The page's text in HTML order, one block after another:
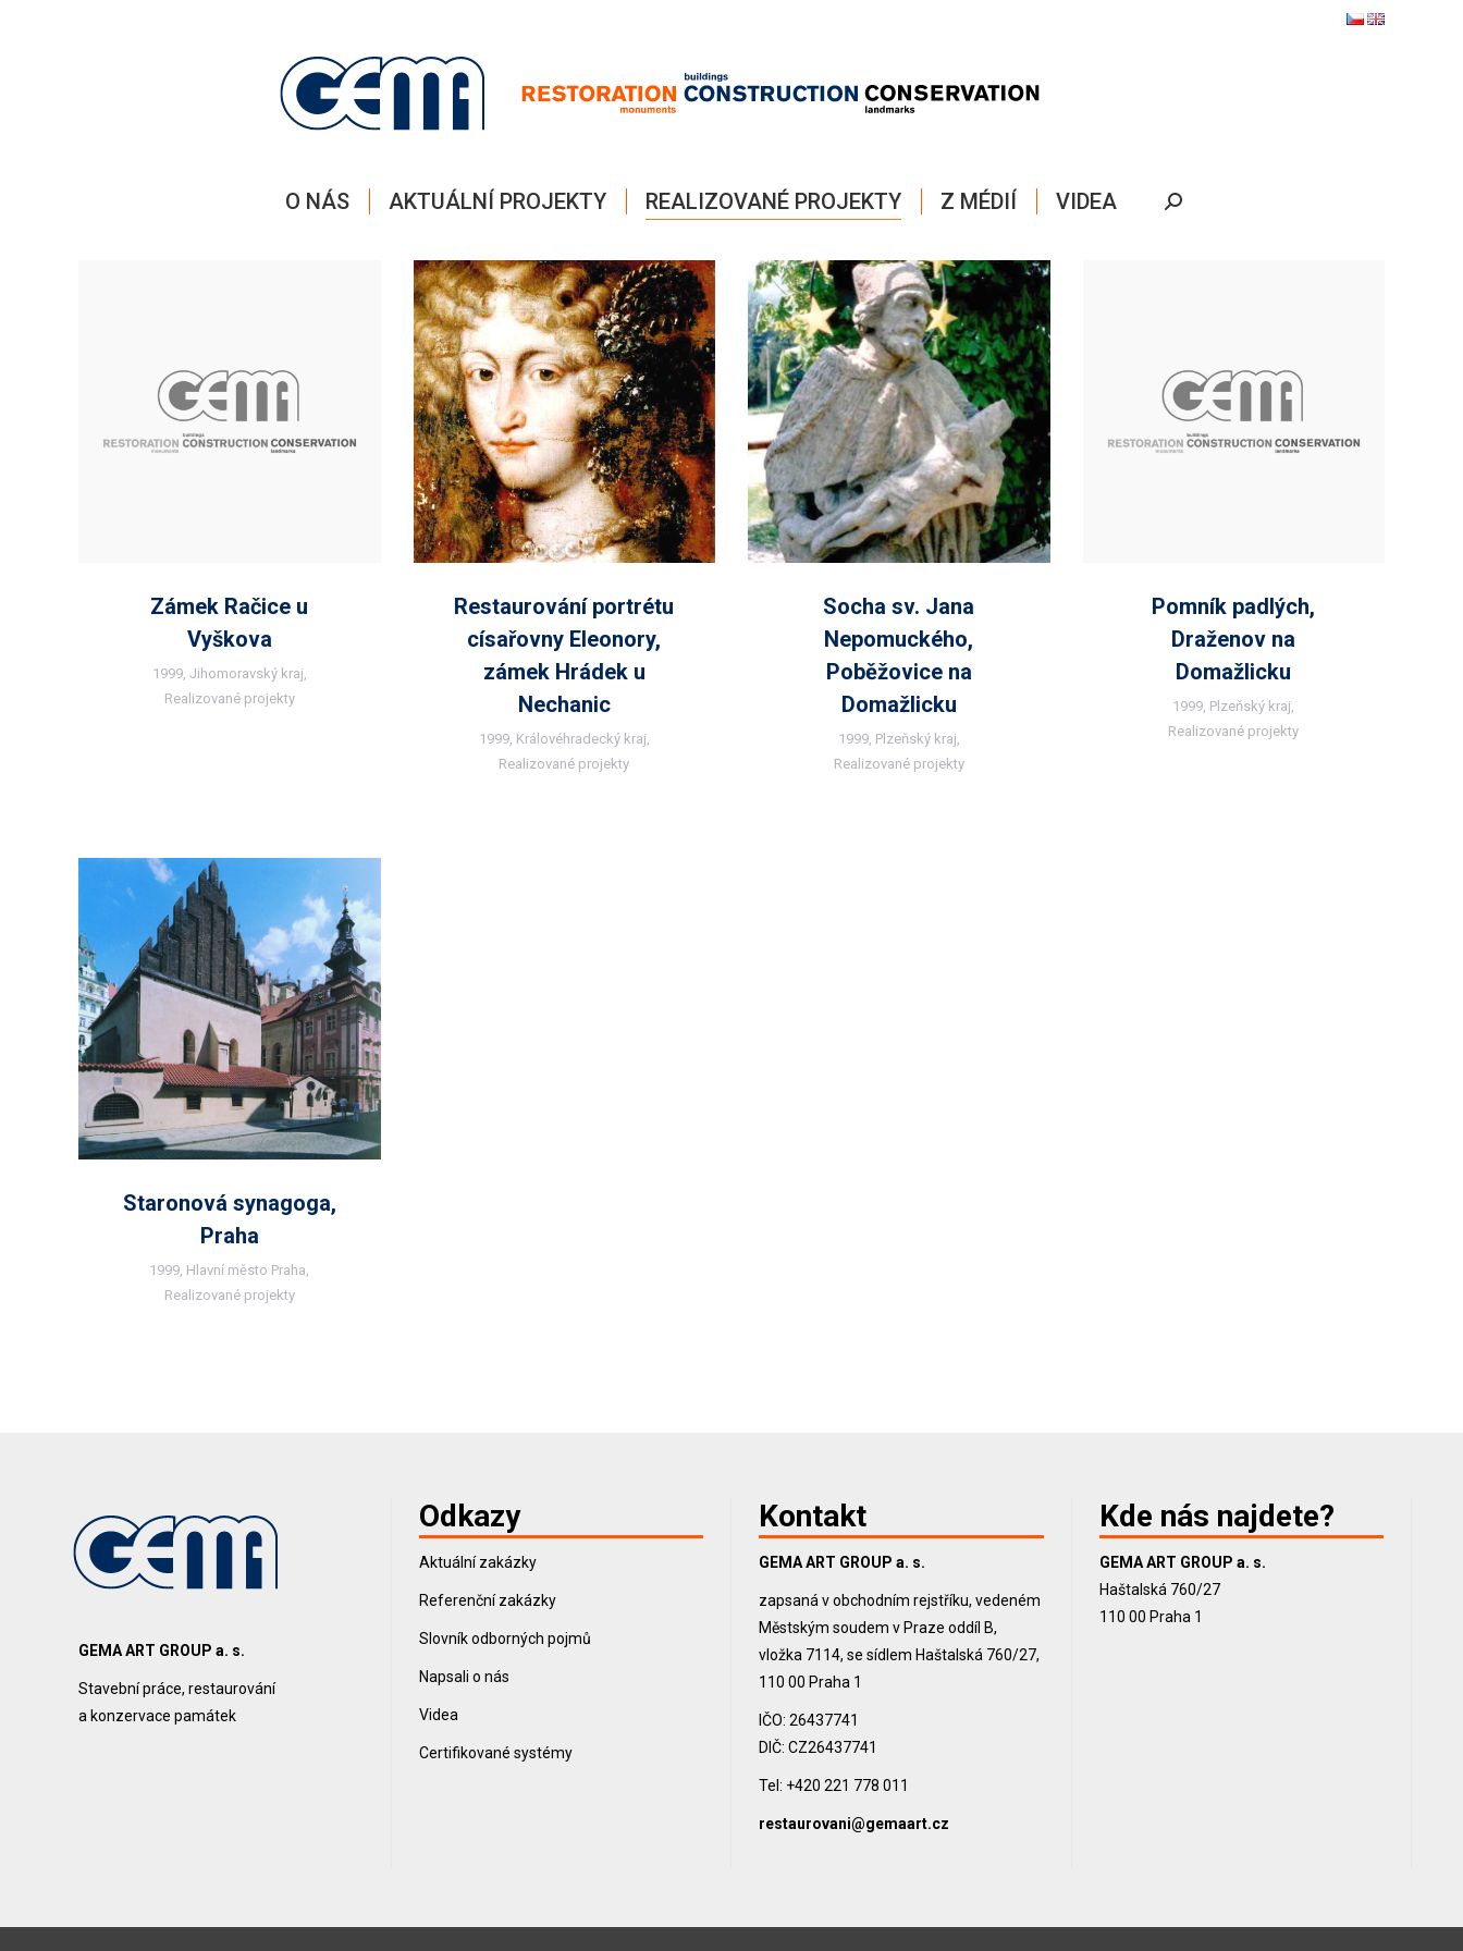
O NÁS AKTUÁLNÍ PROJEKTY REALIZOVANÉ PROJEKTY Z MÉDIÍ VIDEA Search:
Zámek Račice u
Vyškova
1999, Jihomoravský kraj
Realizované projekty
Restaurování portrétu
císařovny Eleonory,
zámek Hrádek u
Nechanic
1999, Královéhradecký kraj
Realizované projekty
Socha sv. Jana
Nepomuckého,
Poběžovice na
Domažlicku
1999, Plzeňský kraj
Realizované projekty
Pomník padlých,
Draženov na
Domažlicku
1999 Plzeňský kraj
Realizované projekty
Staronová synagoga,
Praha
1999, Hlavní město Praha,
Realizované projekty
GEMA ART GROUP a. s.
Stavební práce, restaurování
a konzervace památek
Odkazy
Aktuální zakázky
Referenční zakázky
Slovník odborných pojmů
Napsali o nás
Videa
Certifikované systémy
Kontakt
GEMA ART GROUP a. s.
zapsaná v obchodním rejstříku, vedeném
Městským soudem v Praze oddíl B,
vložka 7114, se sídlem Haštalská 760/27,
110 00 Praha 1
IČO: 26437741
DIČ: CZ26437741
Tel: +420 221 778 011
restaurovani@gemaart.cz
Kde nás najdete?
GEMA ART GROUP a. s.
Haštalská 760/27
110 00 Praha 1